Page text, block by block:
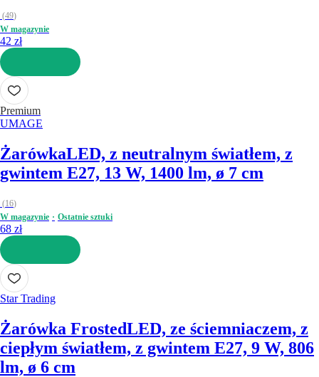
(49)
W magazynie
42 zł
DO KOSZYKA
Premium
UMAGE
ŻarówkaLED, z neutralnym światłem, z
gwintem E27, 13 W, 1400 lm, ø 7 cm
(16)
W magazynie
Ostatnie sztuki
68 zł
DO KOSZYKA
Star Trading
Żarówka FrostedLED, ze ściemniaczem, z
ciepłym światłem, z gwintem E27, 9 W, 806
lm, ø 6 cm